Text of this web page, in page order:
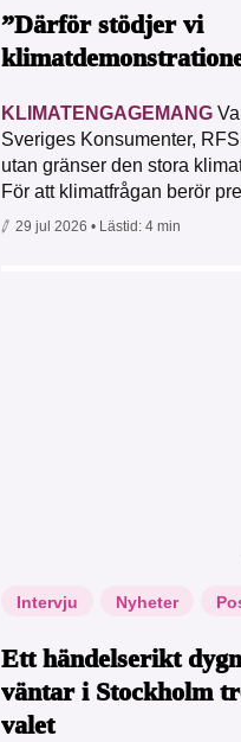
”Därför stödjer vi
KLIMATENGAGEMANG
Sveriges Konsumenter,
utan gränser den stora
För att klimatfrågan berör
29 jul 2026 • Lästid: 4 min
Intervju Nyheter
Ett händelserikt
väntar i Stockholm
valet